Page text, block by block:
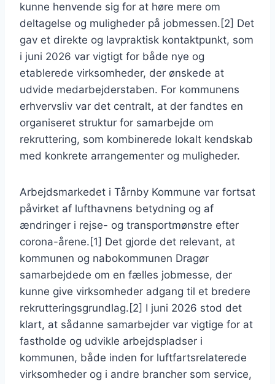
kunne henvende sig for at høre mere om
deltagelse og muligheder på jobmessen.[2] Det
gav et direkte og lavpraktisk kontaktpunkt, som
i juni 2026 var vigtigt for både nye og
etablerede virksomheder, der ønskede at
udvide medarbejderstaben. For kommunens
erhvervsliv var det centralt, at der fandtes en
organiseret struktur for samarbejde om
rekruttering, som kombinerede lokalt kendskab
med konkrete arrangementer og muligheder.
Arbejdsmarkedet i Tårnby Kommune var fortsat
påvirket af lufthavnens betydning og af
ændringer i rejse- og transportmønstre efter
corona-årene.[1] Det gjorde det relevant, at
kommunen og nabokommunen Dragør
samarbejdede om en fælles jobmesse, der
kunne give virksomheder adgang til et bredere
rekrutteringsgrundlag.[2] I juni 2026 stod det
klart, at sådanne samarbejder var vigtige for at
fastholde og udvikle arbejdspladser i
kommunen, både inden for luftfartsrelaterede
virksomheder og i andre brancher som service,